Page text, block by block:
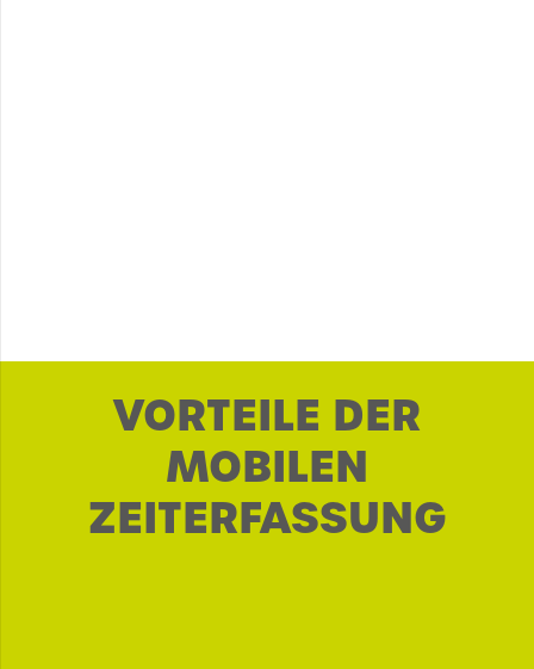
VORTEILE DER
MOBILEN
ZEITERFASSUNG